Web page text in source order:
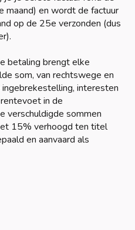
maand) en wordt de factuur
op de 25e verzonden (dus
betaling brengt elke
som, van rechtswege en
interesten
in de
verschuldigde sommen
15% verhoogd ten titel
en aanvaard als